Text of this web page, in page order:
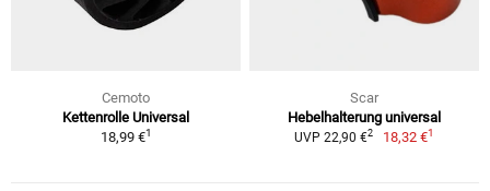
Cemoto
Kettenrolle Universal
18,99 €1
Scar
Hebelhalterung universal
UVP 22,90 €2 18,32 €1